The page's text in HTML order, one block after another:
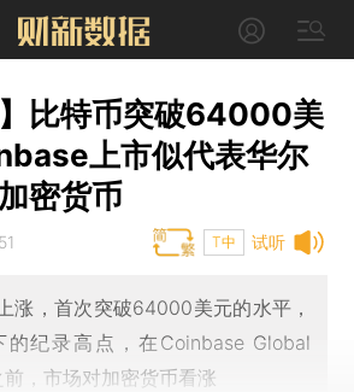
】比特币突破64000美
上市似代表华尔
密货币
试听
T中
涨，首次突破64000美元的水平，
纪录高点，在Coinbase Global
，市场对加密货币看涨